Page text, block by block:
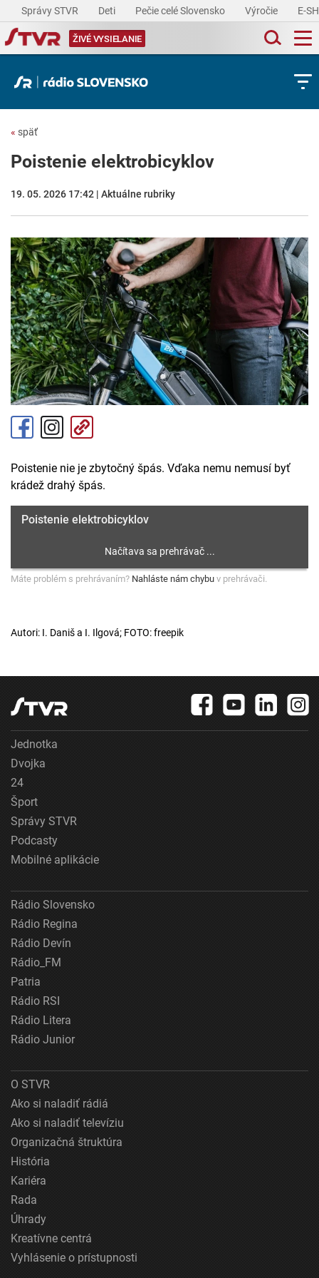
Správy STVR Deti Pečie celé Slovensko Výročie E-
ŽIVÉ VYSIELANIE
« späť
Poistenie elektrobicyklov
19. 05. 2026 17:42 | Aktuálne rubriky
Poistenie nie je zbytočný špás. Vďaka nemu nemusí byť
krádež drahý špás.
Poistenie elektrobicyklov
Máte problém s prehrávaním? Nahláste nám chybu v prehrávači.
Autori: I. Daniš a I. Ilgová; FOTO: freepik
Jednotka
Dvojka
24
Šport
Správy STVR
Podcasty
Mobilné aplikácie
Rádio Slovensko
Rádio Regina
Rádio Devín
Rádio_FM
Patria
Rádio RSI
Rádio Litera
Rádio Junior
O STVR
Ako si naladiť rádiá
Ako si naladiť televíziu
Organizačná štruktúra
História
Kariéra
Rada
Úhrady
Kreatívne centrá
Vyhlásenie o prístupnosti